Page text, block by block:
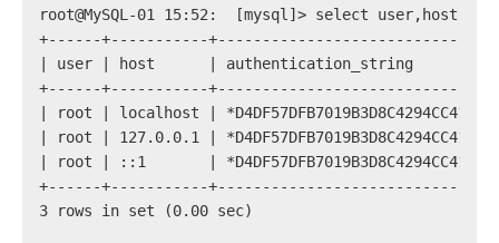
root@MySQL-01 15:52:  [mysql]> select
+------+-----------
| user | host      | authentication_string
+------+-----------
| root | localhost |
| root | 127.0.0.1 |
| root | ::1       |
+------+-----------
3 rows in set (0.00 sec)